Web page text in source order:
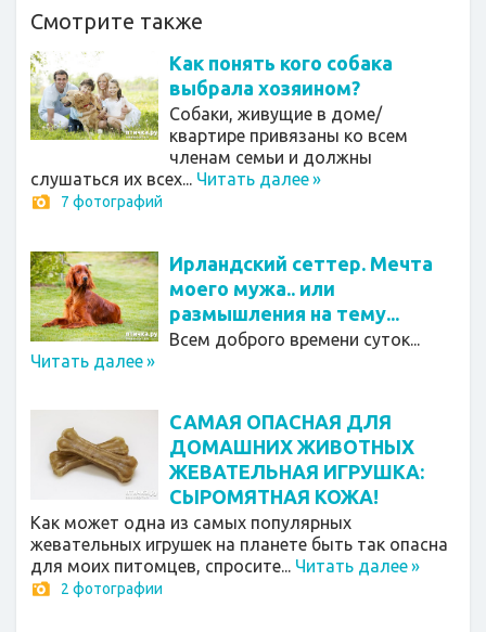
Смотрите также
Как понять кого собака
выбрала хозяином?
Собаки, живущие в доме/
квартире привязаны ко всем
членам семьи и должны
слушаться их всех... Читать далее»
7 фотографий
Ирландский сеттер. Мечта
моего мужа.. или
размышления на тему...
Всем доброго времени суток...
Читать далее»
САМАЯ ОПАСНАЯ ДЛЯ
ДОМАШНИХ ЖИВОТНЫХ
ЖЕВАТЕЛЬНАЯ ИГРУШКА:
СЫРОМЯТНАЯ КОЖА!
Как может одна из самых популярных
жевательных игрушек на планете быть так опасна
для моих питомцев, спросите... Читать далее»
2 фотографии